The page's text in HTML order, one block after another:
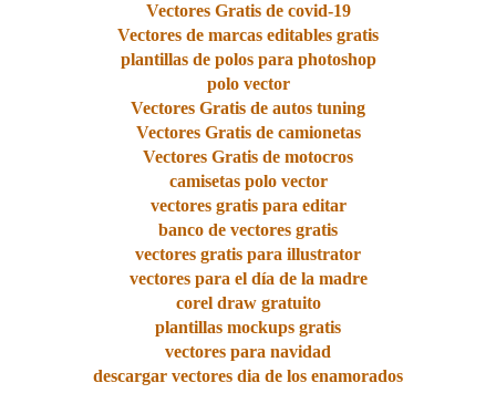
Vectores Gratis de covid-19
Vectores de marcas editables gratis
plantillas de polos para photoshop
polo vector
Vectores Gratis de autos tuning
Vectores Gratis de camionetas
Vectores Gratis de motocros
camisetas polo vector
vectores gratis para editar
banco de vectores gratis
vectores gratis para illustrator
vectores para el día de la madre
corel draw gratuito
plantillas mockups gratis
vectores para navidad
descargar vectores dia de los enamorados